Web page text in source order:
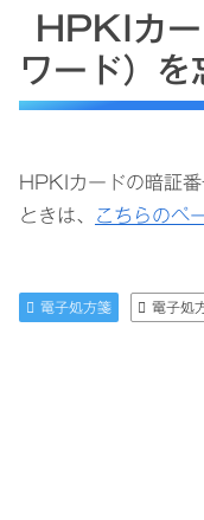
HPKIカー
ワード）を
HPKIカードの暗証
ときは、
こちらのペ
電子処方箋 電子処